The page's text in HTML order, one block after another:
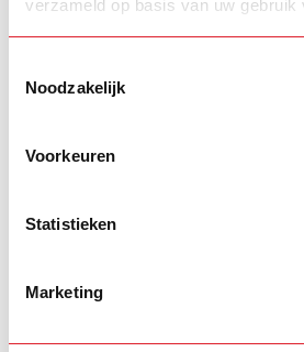
verzameld op basis van uw gebruik
Noodzakelijk
Voorkeuren
Statistieken
Marketing
VEAP SHIELD UNITED
Veap Splitter DAF
coles costum
Goinstyle